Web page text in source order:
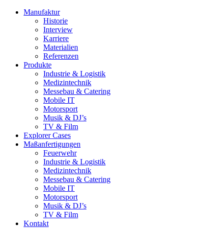
Manufaktur
Historie
Interview
Karriere
Materialien
Referenzen
Produkte
Industrie & Logistik
Medizintechnik
Messebau & Catering
Mobile IT
Motorsport
Musik & DJ’s
TV & Film
Explorer Cases
Maßanfertigungen
Feuerwehr
Industrie & Logistik
Medizintechnik
Messebau & Catering
Mobile IT
Motorsport
Musik & DJ’s
TV & Film
Kontakt